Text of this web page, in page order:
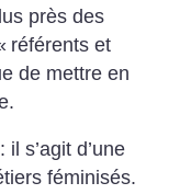
près des
référents et
de mettre en
s’agit d’une
féminisés.